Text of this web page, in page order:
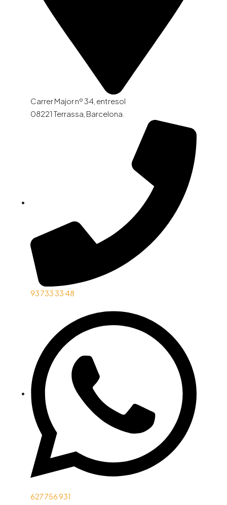
Carrer Major nº 34, entresol
08221 Terrassa, Barcelona.
93 733 33 48
627 756 931